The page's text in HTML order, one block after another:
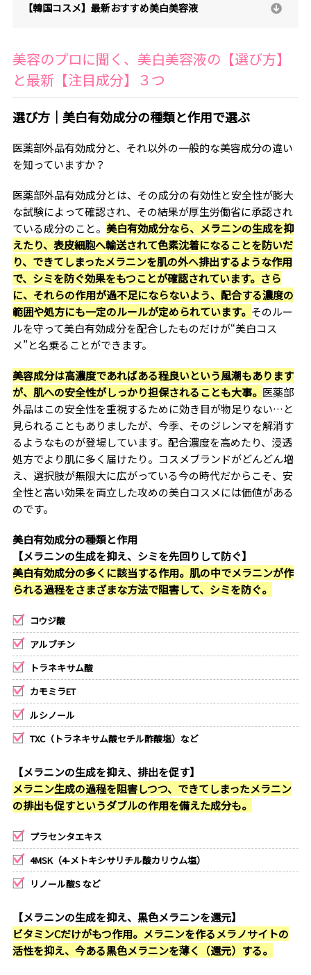
【韓国コスメ】最新おすすめ美白美容液
美容のプロに聞く、美白美容液の【選び方】
と最新【注目成分】３つ
選び方｜美白有効成分の種類と作用で選ぶ
医薬部外品有効成分と、それ以外の一般的な美容成分の違い
を知っていますか？
医薬部外品有効成分とは、その成分の有効性と安全性が膨大
な試験によって確認され、その結果が厚生労働省に承認され
ている成分のこと。 美白有効成分なら、メラニンの生成を抑
えたり、表皮細胞へ輸送されて色素沈着になることを防いだ
り、できてしまったメラニンを肌の外へ排出するような作用
で、シミを防ぐ効果をもつことが確認されています。さら
に、それらの作用が過不足にならないよう、配合する濃度の
範囲や処方にも一定のルールが定められています。 そのルー
ルを守って美白有効成分を配合したものだけが“美白コス
メ”と名乗ることができます。
美容成分は高濃度であればある程良いという風潮もあります
が、肌への安全性がしっかり担保されることも大事。 医薬部
外品はこの安全性を重視するために効き目が物足りない…と
見られることもありましたが、今季、そのジレンマを解消す
るようなものが登場しています。配合濃度を高めたり、浸透
処方でより肌に多く届けたり。コスメブランドがどんどん増
え、選択肢が無限大に広がっている今の時代だからこそ、安
全性と高い効果を両立した攻めの美白コスメには価値がある
のです。
美白有効成分の種類と作用
【メラニンの生成を抑え、シミを先回りして防ぐ】
美白有効成分の多くに該当する作用。肌の中でメラニンが作
られる過程をさまざまな方法で阻害して、シミを防ぐ。
コウジ酸
アルブチン
トラネキサム酸
カモミラET
ルシノール
TXC（トラネキサム酸セチル酢酸塩）など
【メラニンの生成を抑え、排出を促す】
メラニン生成の過程を阻害しつつ、できてしまったメラニン
の排出も促すというダブルの作用を備えた成分も。
プラセンタエキス
4MSK（4-メトキシサリチル酸カリウム塩）
リノール酸S など
【メラニンの生成を抑え、黒色メラニンを還元】
ビタミンCだけがもつ作用。メラニンを作るメラノサイトの
活性を抑え、今ある黒色メラニンを薄く（還元）する。